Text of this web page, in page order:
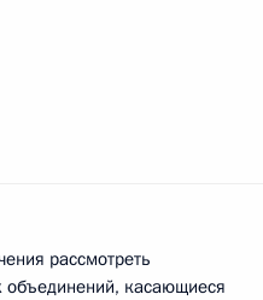
рассмотреть
касающиеся